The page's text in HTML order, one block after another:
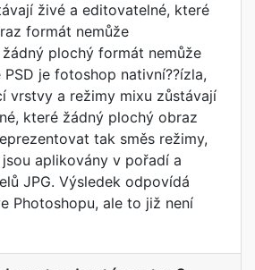
živé a editovatelné, které
formát nemůže
plochý formát nemůže
je fotoshop nativní??ízla,
vrstvy a režimy mixu zůstávají
které žádný plochý obraz
tak směs režimy,
aplikovány v pořadí a
JPG. Výsledek odpovídá
Photoshopu, ale to již není